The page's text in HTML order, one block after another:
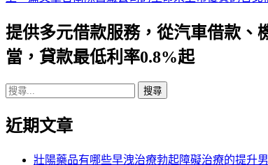
章
導
列
提供多元借款服務，從汽車借款、
當，貸款最低利率0.8%起
搜
關
近期文章
壯陽藥品有哪些早洩治療勃起障礙治療的提升